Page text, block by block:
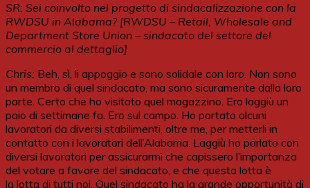
SR: Sei coinvolto nel progetto di sindacalizzazione con la
RWDSU in Alabama? [RWDSU – Retail, Wholesale and
Department Store Union – sindacato del settore del
commercio al dettaglio]
Chris: Beh, sì, li appoggio e sono solidale con loro. Non sono
un membro di quel sindacato, ma sono sicuramente dalla loro
parte. Certo che ho visitato quel magazzino. Ero laggiù un
paio di settimane fa. Ero sul campo. Ho portato alcuni
lavoratori da diversi stabilimenti, oltre me, per metterli in
contatto con i lavoratori dell’Alabama. Laggiù ho parlato con
diversi lavoratori per assicurarmi che capissero l’importanza
del votare a favore del sindacato, e che questa lotta è
la lotta di tutti noi. Quel sindacato ha la grande opportunità di